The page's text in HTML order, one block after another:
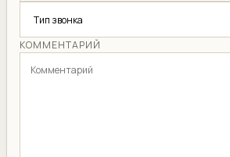
КОММЕНТАРИЙ